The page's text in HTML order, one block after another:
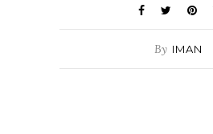
By IMAN